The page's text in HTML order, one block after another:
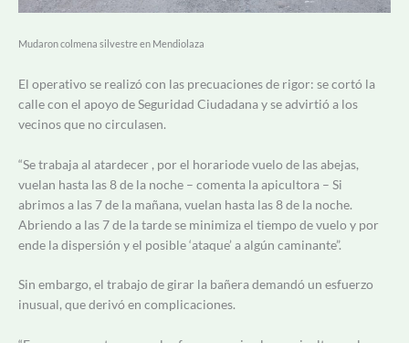
Mudaron colmena silvestre en Mendiolaza
El operativo se realizó con las precuaciones de rigor: se cortó la
calle con el apoyo de Seguridad Ciudadana y se advirtió a los
vecinos que no circulasen.
“Se trabaja al atardecer , por el horariode vuelo de las abejas,
vuelan hasta las 8 de la noche – comenta la apicultora – Si
abrimos a las 7 de la mañana, vuelan hasta las 8 de la noche.
Abriendo a las 7 de la tardese minimiza el tiempo de vuelo y por
ende la dispersión y el posible ‘ataque’ a algún caminante”.
Sin embargo, el trabajo de girar la bañera demandó un esfuerzo
inusual, que derivó en complicaciones.